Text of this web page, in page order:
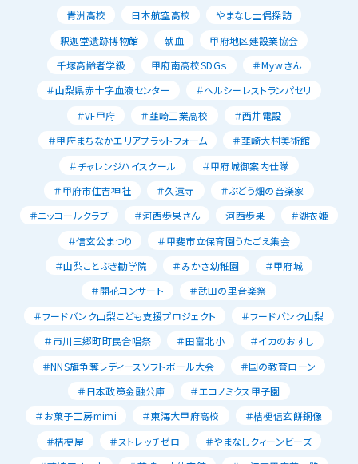
青洲高校
日本航空高校
やまなし土偶探訪
釈迦堂遺跡博物館
献血
甲府地区建設業協会
千塚高齢者学級
甲府南高校SDGｓ
＃Mｙwさん
＃山梨県赤十字血液センター
＃ヘルシーレストランパセリ
＃VF甲府
＃韮崎工業高校
＃西井電設
＃甲府まちなかエリアプラットフォーム
＃韮崎大村美術館
＃チャレンジハイスクール
＃甲府城御案内仕隊
＃甲府市住吉神社
＃久遠寺
＃ぶどう畑の音楽家
＃ニッコールクラブ
＃河西歩果さん 河西歩果
＃湖衣姫
＃信玄公まつり
＃甲斐市立保育園うたごえ集会
＃山梨ことぶき勧学院
＃みかさ幼稚園
＃甲府城
＃開花コンサート
＃武田の里音楽祭
＃フードバンク山梨こども支援プロジェクト
＃フードバンク山梨
＃市川三郷町町民合唱祭
＃田富北小
＃イカのおすし
＃NNS旗争奪レディースソフトボール大会
＃国の教育ローン
＃日本政策金融公庫
＃エコノミクス甲子園
＃お菓子工房mimi
＃東海大甲府高校
＃桔梗信玄餅銅像
＃桔梗屋
＃ストレッチゼロ
＃やまなしクィーンビーズ